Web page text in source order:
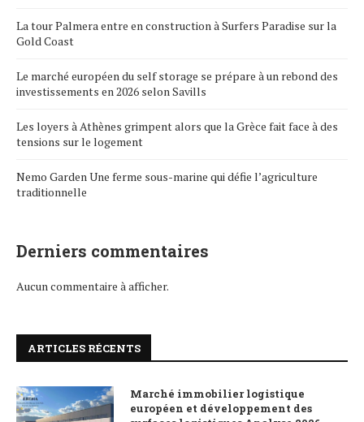
La tour Palmera entre en construction à Surfers Paradise sur la
Gold Coast
Le marché européen du self storage se prépare à un rebond des
investissements en 2026 selon Savills
Les loyers à Athènes grimpent alors que la Grèce fait face à des
tensions sur le logement
Nemo Garden Une ferme sous-marine qui défie l’agriculture
traditionnelle
Derniers commentaires
Aucun commentaire à afficher.
ARTICLES RÉCENTS
Marché immobilier logistique
européen et développement des